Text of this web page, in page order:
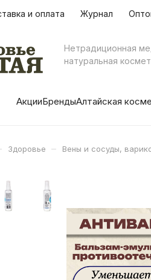
и оплата Журнал
Нетрадиционная
натуральная
АкцииБрендыАлтайская
Здоровье – Вены и сосуды,